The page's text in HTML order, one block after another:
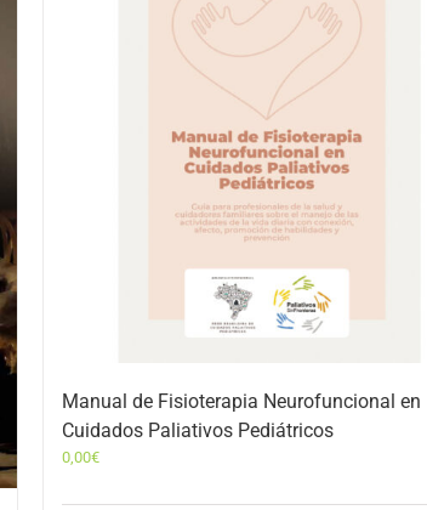
Manual de Fisioterapia Neurofuncional en
Cuidados Paliativos Pediátricos
0,00€